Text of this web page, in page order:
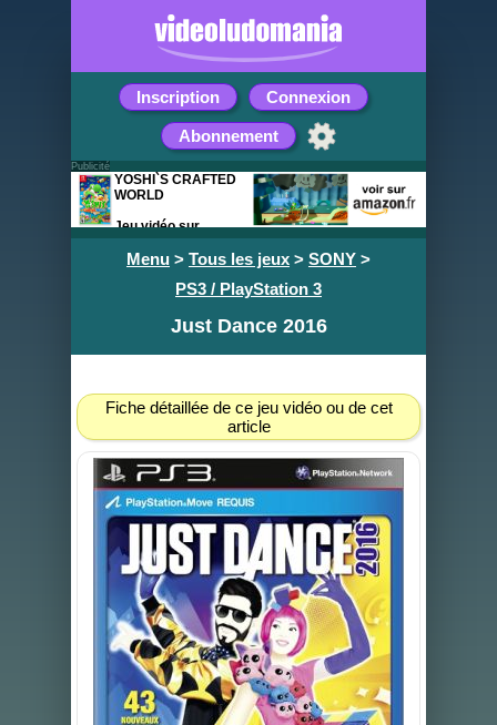
Inscription Connexion
Abonnement
Menu > Tous les jeux > SONY >
PS3 / PlayStation 3
Just Dance 2016
Fiche détaillée de ce jeu vidéo ou de cet
article
Publicité
YOSHI`S CRAFTED
WORLD
Jeu vidéo sur
Nintendo Switch